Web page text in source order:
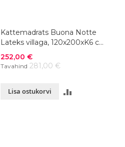
Kattemadrats Buona Notte
Lateks villaga, 120x200xK6 cm,
värvivalik
Soodushind
252,00 €
Tavahind 281,00 €
Lisa ostukorvi